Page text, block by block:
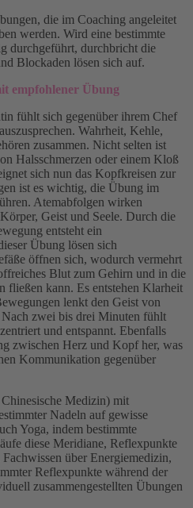
die im Coaching angeleitet
werden. Wird eine bestimmte
durchgeführt, durchbricht die
Blockaden lösen sich auf.
empfohlener Übung
fühlt sich gegenüber ihrem Chef
Wahrheit, Kehle,
zusammen. Nicht selten ist
Halsschmerzen oder einem Kloß
sich nun das Kopfkreisen zur
ist es wichtig, die Übung im
Atemabfolgen wirken
Geist und Seele. Durch die
entsteht ein
Übung lösen sich
öffnen sich, wodurch vermehrt
Blut zum Gehirn und in die
fließen kann. Es entstehen Klarheit
lenkt den Geist von
zwei bis drei Minuten fühlt
und entspannt. Ebenfalls
zwischen Herz und Kopf her, was
Kommunikation gegenüber
Medizin) mit
Nadeln auf gewisse
Yoga, indem bestimmte
diese Meridiane, Reflexpunkte
über Energiemedizin,
Reflexpunkte während der
zusammengestellten Übungen